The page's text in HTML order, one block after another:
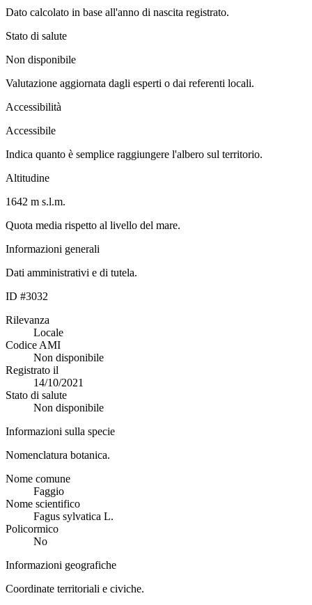
Dato calcolato in base all'anno di nascita registrato.
Stato di salute
Non disponibile
Valutazione aggiornata dagli esperti o dai referenti locali.
Accessibilità
Accessibile
Indica quanto è semplice raggiungere l'albero sul territorio.
Altitudine
1642 m s.l.m.
Quota media rispetto al livello del mare.
Informazioni generali
Dati amministrativi e di tutela.
ID #3032
Rilevanza
Locale
Codice AMI
Non disponibile
Registrato il
14/10/2021
Stato di salute
Non disponibile
Informazioni sulla specie
Nomenclatura botanica.
Nome comune
Faggio
Nome scientifico
Fagus sylvatica L.
Policormico
No
Informazioni geografiche
Coordinate territoriali e civiche.